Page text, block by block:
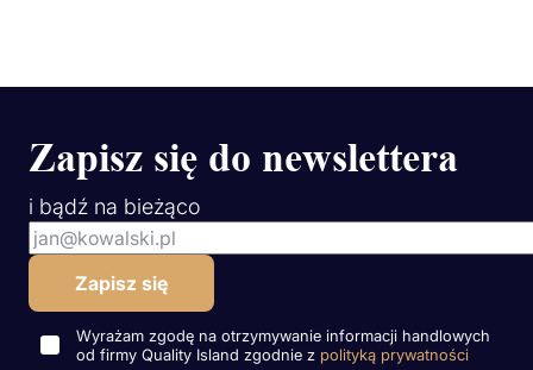
Zapisz się do newslettera
i bądź na bieżąco
Wyrażam zgodę na otrzymywanie informacji handlowych
od firmy Quality Island zgodnie z polityką prywatności